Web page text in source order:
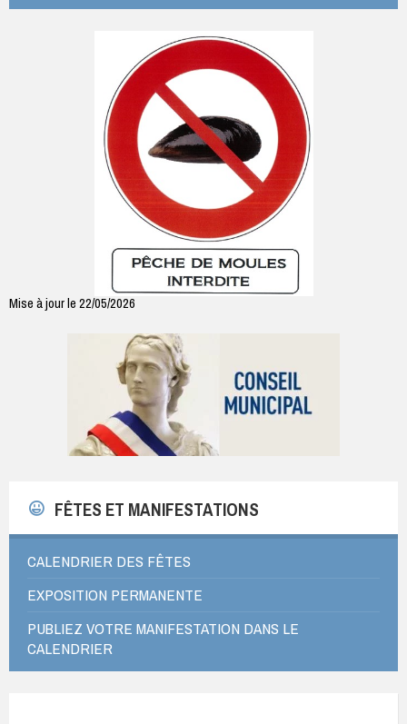
Mise à jour le 22/05/2026
FÊTES ET MANIFESTATIONS
CALENDRIER DES FÊTES
EXPOSITION PERMANENTE
PUBLIEZ VOTRE MANIFESTATION DANS LE
CALENDRIER